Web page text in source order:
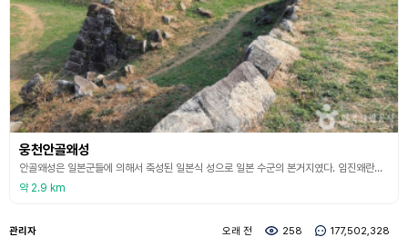
웅천안골왜성
안골왜성은 일본군들에 의해서 축성된 일본식 성으로 일본 수군의 본거지였다. 임진왜란을 일으킨 일본군은 해전에서 우리 수군에게 패전을 거듭하여 막대한 군사적 타격을 입고 본국으로부터의 보급이 원활하지 못하자 우리 수군을 해상에서 제어하고 장기간 주둔을 위한 최후의 기지로 활용하기 위하여 1593년경 남해안 연안일대의 요지에 웅천안골왜성을 포함한 18개소의 왜성을 축성하였다. 1998년 경상남도 문화재 자료로 지정되었으며, 높이 3∼8m, 둘레 594m,
약 2.9 km
관리자 오래 전 258 177,502,328